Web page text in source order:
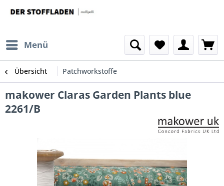
Menü
Übersicht Patchworkstoffe
makower Claras Garden Plants blue
2261/B